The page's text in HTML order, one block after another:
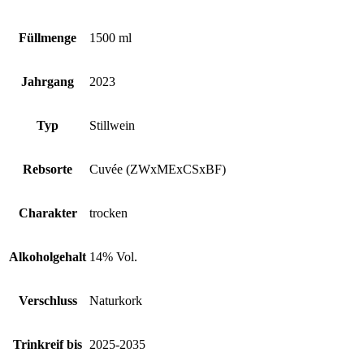
Füllmenge 1500 ml
Jahrgang 2023
Typ Stillwein
Rebsorte Cuvée (ZWxMExCSxBF)
Charakter trocken
Alkoholgehalt 14% Vol.
Verschluss Naturkork
Trinkreif bis 2025-2035